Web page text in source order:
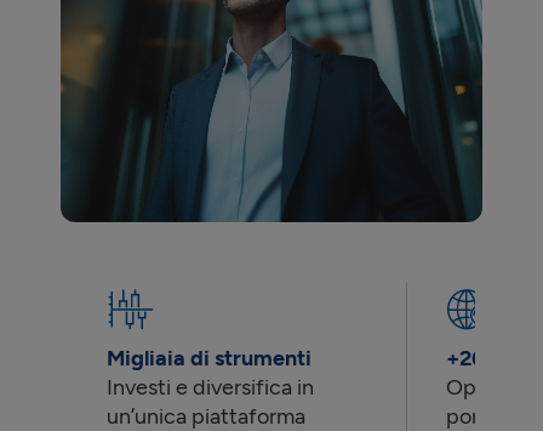
Migliaia di strumenti
Investi e diversifica in
un’unica piattaforma
+26
portata